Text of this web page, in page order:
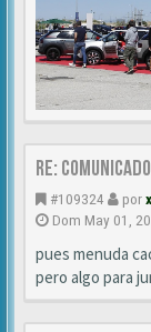
Re:
#109324 por
Dom May 01,
pues menuda
pero algo para